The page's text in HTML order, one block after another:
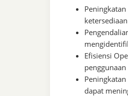
Efisiensi
dapat